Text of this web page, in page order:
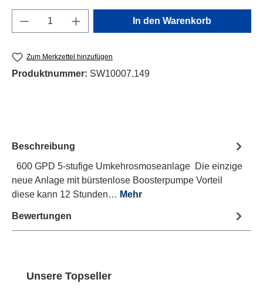
Produkt Anzahl: Gib den gewünschten
In den Warenkorb
Zum Merkzettel hinzufügen
Produktnummer: SW10007.149
Beschreibung
600 GPD 5-stufige Umkehrosmoseanlage Die einzige
neue Anlage mit bürstenlose Boosterpumpe Vorteil
diese kann 12 Stunden… Mehr
Bewertungen
Produktgalerie überspringen
Unsere Topseller